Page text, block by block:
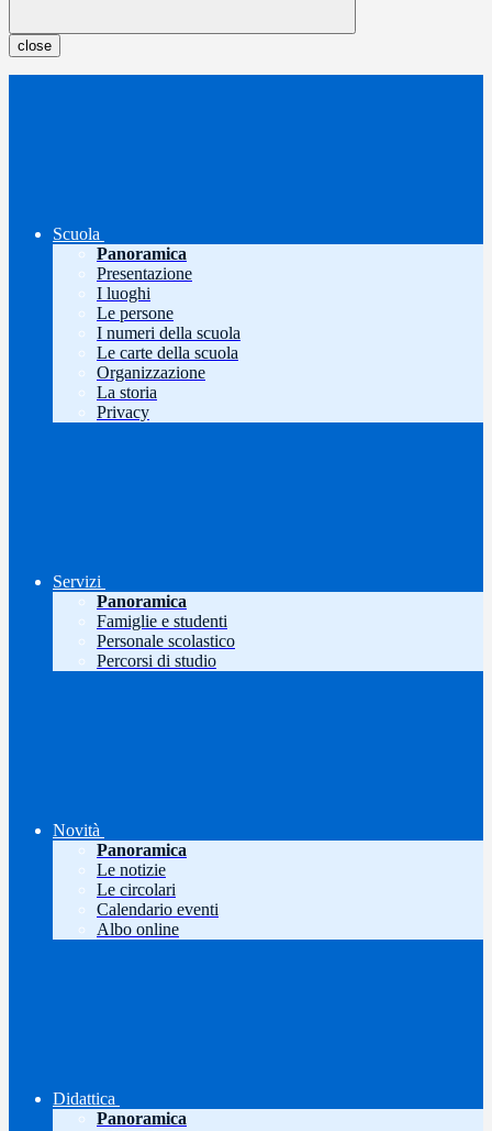
close
Scuola
Panoramica
Presentazione
I luoghi
Le persone
I numeri della scuola
Le carte della scuola
Organizzazione
La storia
Privacy
Servizi
Panoramica
Famiglie e studenti
Personale scolastico
Percorsi di studio
Novità
Panoramica
Le notizie
Le circolari
Calendario eventi
Albo online
Didattica
Panoramica